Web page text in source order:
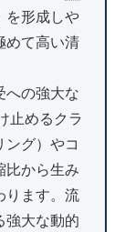
を形成しや
めて高い清
への強大な
止めるクラ
ング）やコ
比から生み
ります。流
強大な動的